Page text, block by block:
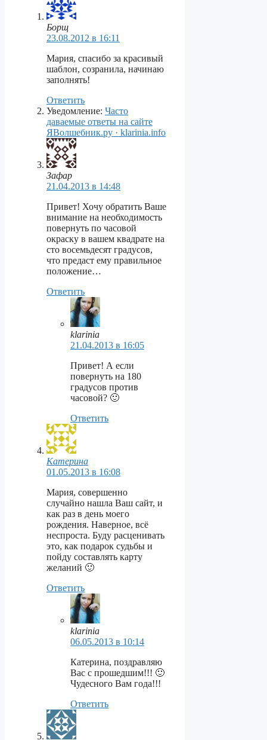
Борщ
23.08.2012 в 16:11
Мария, спасибо за красивый
шаблон, созранила, начинаю
заполнять!
Ответить
Уведомление: Часто
даваемые ответы на сайте
ЯВолшебник.ру · klarinia.info
Зафар
21.04.2013 в 14:48
Привет! Хочу обратить Ваше
внимание на необходимость
повернуть по часовой
окраску в вашем квадрате на
сто восемьдесят градусов,
что предаст ему правильное
положение…
Ответить
klarinia
21.04.2013 в 16:05
Привет! А если
повернуть на 180
градусов против
часовой? 🙂
Ответить
Катерина
01.05.2013 в 16:08
Мария, совершенно
случайно нашла Ваш сайт, и
как раз в день моего
рождения. Наверное, всё
неспроста. Буду расценивать
это, как подарок судьбы и
пойду составлять карту
желаний 🙂
Ответить
klarinia
06.05.2013 в 10:14
Катерина, поздравляю
Вас с прошедшим!!! 🙂
Чудесного Вам года!!!
Ответить